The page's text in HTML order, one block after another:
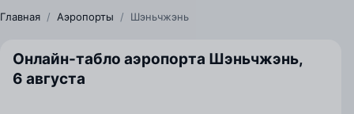
Главная / Аэропорты / Шэньчжэнь
Онлайн-табло аэропорта Шэньчжэнь,
6 августа